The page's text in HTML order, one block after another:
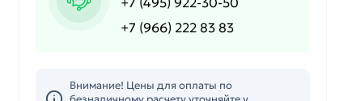
+7 (966) 222 83 83
Внимание! Цены для оплаты по